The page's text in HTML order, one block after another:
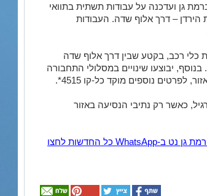
גן ועדכנה על עבודות תשתית בתוואי
הרחובות הירדן – דרך אלוף שדה. העבודות
כלי רכב, בקטע שבין דרך אלוף שדה
בנוסף, יבוצעו שינויים במסלולי התחבורה
לפרטים נוספים מוקד כל-קו 4515*.
כאשר רק נתיבי הנסיעה באזור
הצטרפו לקבוצת החדשות השקטה של רמת גן נט ב-WhatsApp כל החדשות לחצו